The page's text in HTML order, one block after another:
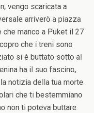
vengo scaricata a
arriverò a piazza
che manco a Puket il 27
che i treni sono
si è buttato sotto al
ha il suo fascino,
notizia della tua morte
che ti bestemmiano
non ti poteva buttare